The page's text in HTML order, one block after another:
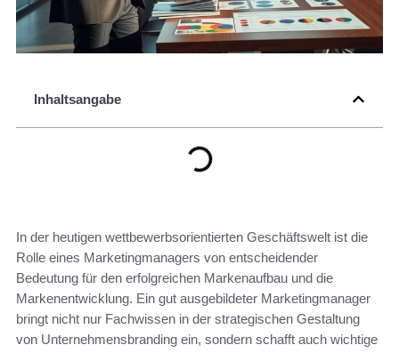
Inhaltsangabe
In der heutigen wettbewerbsorientierten Geschäftswelt ist die
Rolle eines Marketingmanagers von entscheidender
Bedeutung für den erfolgreichen Markenaufbau und die
Markenentwicklung. Ein gut ausgebildeter Marketingmanager
bringt nicht nur Fachwissen in der strategischen Gestaltung
von Unternehmensbranding ein, sondern schafft auch wichtige